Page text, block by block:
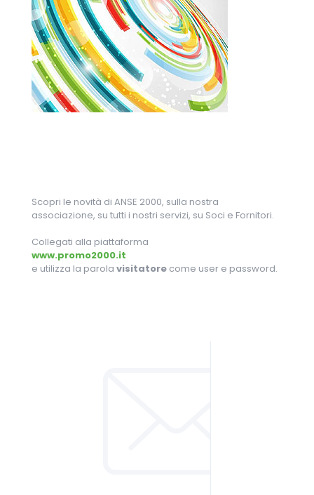
Scopri le novità di ANSE 2000, sulla nostra
associazione, su tutti i nostri servizi, su Soci e Fornitori.
Collegati alla piattaforma
www.promo2000.it
e utilizza la parola visitatore come user e password.